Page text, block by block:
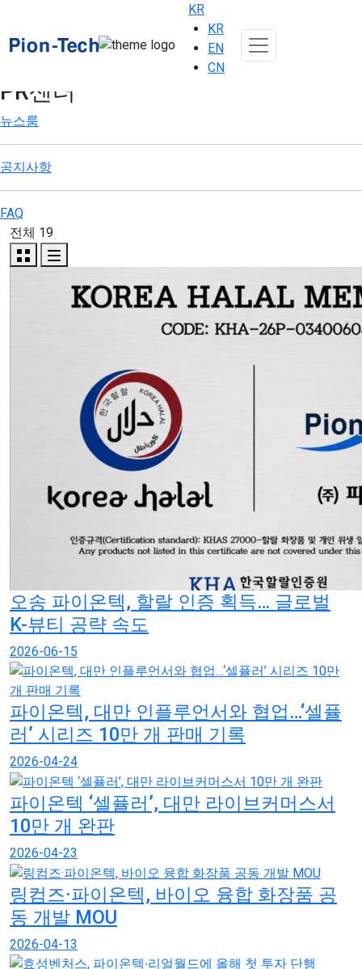
KR
KR
EN
CN
PR센터
뉴스룸
공지사항
FAQ
전체 19
오송 파이온텍, 할랄 인증 획득… 글로벌
K-뷰티 공략 속도
2026-06-15
파이온텍, 대만 인플루언서와 협업…‘셀퓰
러’ 시리즈 10만 개 판매 기록
2026-04-24
파이온텍 ‘셀퓰러’, 대만 라이브커머스서
10만 개 완판
2026-04-23
링컴즈·파이온텍, 바이오 융합 화장품 공
동 개발 MOU
2026-04-13